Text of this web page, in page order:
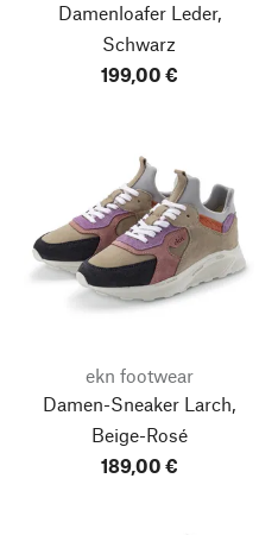
Damenloafer Leder,
Schwarz
199,00 €
ekn footwear
Damen-Sneaker Larch,
Beige-Rosé
189,00 €